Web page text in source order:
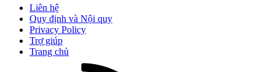
Liên hệ
Quy định và Nội quy
Privacy Policy
Trợ giúp
Trang chủ